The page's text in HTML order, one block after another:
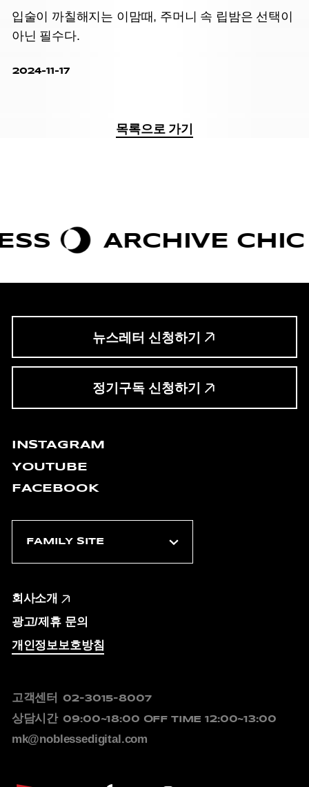
입술이 까칠해지는 이맘때, 주머니 속 립밤은 선택이
아닌 필수다.
2024-11-17
목록으로 가기
ARCHIVE CHIC
뉴스레터 신청하기
정기구독 신청하기
INSTAGRAM
YOUTUBE
FACEBOOK
회사소개
광고/제휴 문의
개인정보보호방침
고객센터 02-3015-8007
상담시간 09:00~18:00 OFF TIME 12:00~13:00
mk@noblessedigital.com